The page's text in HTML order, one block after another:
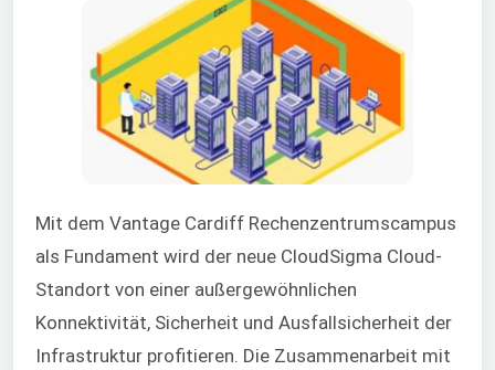
Mit dem Vantage Cardiff Rechenzentrumscampus
als Fundament wird der neue CloudSigma Cloud-
Standort von einer außergewöhnlichen
Konnektivität, Sicherheit und Ausfallsicherheit der
Infrastruktur profitieren. Die Zusammenarbeit mit